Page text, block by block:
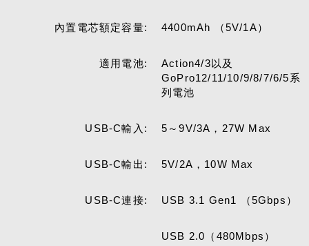
內置電芯額定容量: 4400mAh （5V/1A）
適用電池:
Action4/3以及
GoPro12/11/10/9/8/7/6/5系
列電池
USB-C輸入: 5～9V/3A，27W Max
USB-C輸出: 5V/2A，10W Max
USB-C連接: USB 3.1 Gen1 （5Gbps）
USB 2.0（480Mbps）